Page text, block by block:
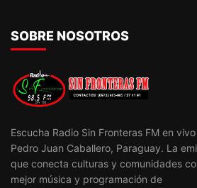
SOBRE NOSOTROS
Escucha Radio Sin Fronteras FM en
Pedro Juan Caballero, Paraguay. La
que conecta culturas y comunidades
mejor música y programación de